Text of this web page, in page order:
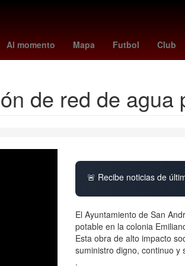
Al momento Mapa Futbol Club
magomedov Antoine Griezmann política
de red de agua
🚨 Recibe noticias de
El Ayuntamiento de San
potable en la colonia
Esta obra de alto impacto
suministro digno, continuo y
.